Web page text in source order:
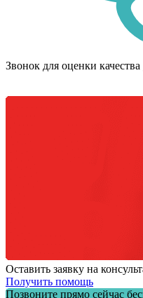
Звонок для оценки качества
Оставить заявку на
Получить помощь
Позвоните прямо сейчас